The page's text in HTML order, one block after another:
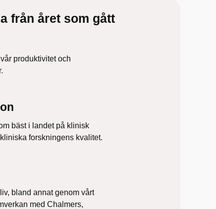
från året som gått
produktivitet och
bäst i landet på klinisk
forskningens kvalitet.
bland annat genom vårt
med Chalmers,